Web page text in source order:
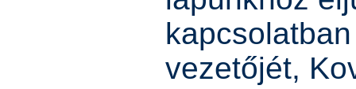
vezetőjét,